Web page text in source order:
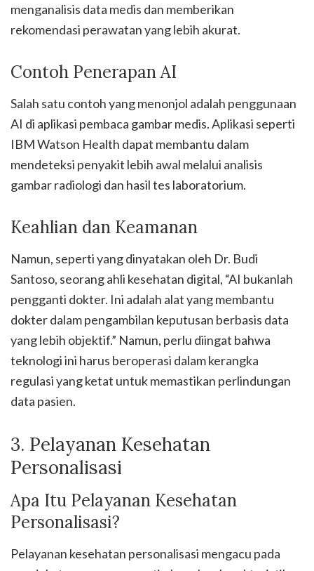
menganalisis data medis dan memberikan
rekomendasi perawatan yang lebih akurat.
Contoh Penerapan AI
Salah satu contoh yang menonjol adalah penggunaan
AI di aplikasi pembaca gambar medis. Aplikasi seperti
IBM Watson Health dapat membantu dalam
mendeteksi penyakit lebih awal melalui analisis
gambar radiologi dan hasil tes laboratorium.
Keahlian dan Keamanan
Namun, seperti yang dinyatakan oleh Dr. Budi
Santoso, seorang ahli kesehatan digital, “AI bukanlah
pengganti dokter. Ini adalah alat yang membantu
dokter dalam pengambilan keputusan berbasis data
yang lebih objektif.” Namun, perlu diingat bahwa
teknologi ini harus beroperasi dalam kerangka
regulasi yang ketat untuk memastikan perlindungan
data pasien.
3. Pelayanan Kesehatan
Personalisasi
Apa Itu Pelayanan Kesehatan
Personalisasi?
Pelayanan kesehatan personalisasi mengacu pada